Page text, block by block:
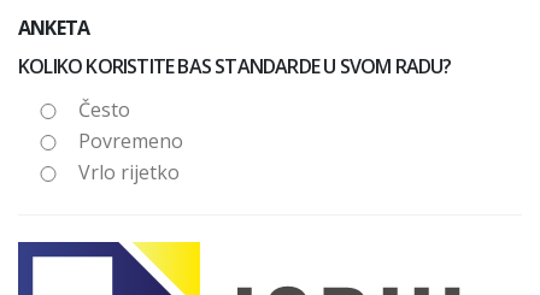
ANKETA
KOLIKO KORISTITE BAS STANDARDE U SVOM RADU?
Često
Povremeno
Vrlo rijetko